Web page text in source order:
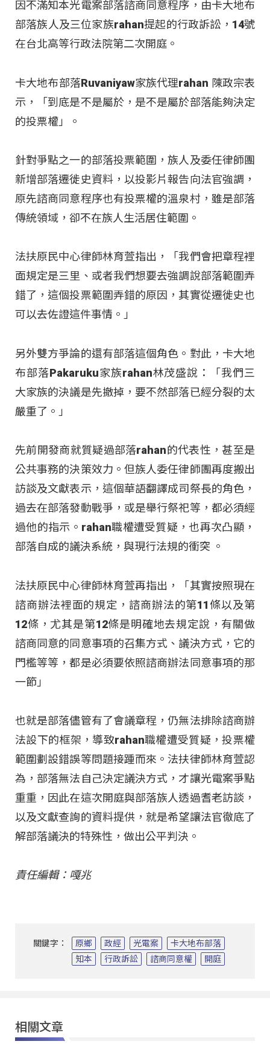
因不滿知本光電案部落諮商同意程序，由卡大地布
部落族人及三位家族rahan提起的行政訴訟，14號
在台北高等行政法院第二次開庭。
卡大地布部落Ruvaniyaw家族代理rahan 陳政宗表
示，「到底是不是屬於，是不是屬於部落能夠決定
的投票權」。
針對爭點之一的部落投票範圍，族人及委任律師團
新增部落遷徙史資料，以投影片報告向法官強調，
原先諮商同意程序也有投票權的溫泉村，雖是部落
傳統領域，卻不在族人生活居住範圍。
法扶原民中心律師林育萱指出，「我們會把章程裡
面規定是三里、或者我們想要去強調說部落範圍弄
錯了，這個投票範圍弄錯的原因，其實從遷徙史也
可以去佐證這件事情。」
另外雙方爭論的還有部落這個角色。對此，卡大地
布部落Pakaruku家族rahan林茂盛說：「我們三
大家族的決議是先撤掉，要不然部落已經分裂的太
嚴重了。」
先前開發商就質疑過部落rahan的代表性，甚至是
公共事務的決策效力。但族人委任律師團再度搬出
訪談及文獻表示，這個華語翻譯成司祭長的角色，
過去在部落發動戰爭，或是舉行祭祀等，都必須經
過他的指示。rahan職權遭受質疑，也再次凸顯，
部落自成的議決系統，與現行法規的衝突 。
法扶原民中心律師林育萱再指出，「其實按照現在
諮商辦法裡面的規定，諮商辦法的第11條以及第
12條，尤其是第12條是明確地去規定說，有關做
諮商同意的同意事項的召集方式、議決方式，它的
門檻等等，都是必須要依照諮商辦法同意事項的那
一節」
也就是部落儘管有了會議章程，仍無法排除諮商辦
法設下的框架，導致rahan職權遭受質疑，投票權
範圍劃設錯誤等問題接踵而來。法扶律師林育萱認
為，部落無法自己決定議決方式，才讓光電案爭點
重重，因此在這次開庭與部落族人透過耆老訪談，
以及文獻查詢的資料提供，就是希望讓法官徹底了
解部落議決的特殊性，做出公平判決。
責任編輯：嘎兆
關鍵字： 原鄉 政經 光電案
卡大地布部落
知本
行政訴訟 諮商同意權 開庭
相關文章